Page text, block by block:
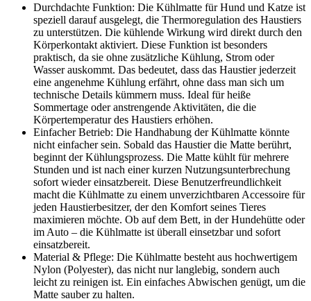
Durchdachte Funktion: Die Kühlmatte für Hund und Katze ist
speziell darauf ausgelegt, die Thermoregulation des Haustiers
zu unterstützen. Die kühlende Wirkung wird direkt durch den
Körperkontakt aktiviert. Diese Funktion ist besonders
praktisch, da sie ohne zusätzliche Kühlung, Strom oder
Wasser auskommt. Das bedeutet, dass das Haustier jederzeit
eine angenehme Kühlung erfährt, ohne dass man sich um
technische Details kümmern muss. Ideal für heiße
Sommertage oder anstrengende Aktivitäten, die die
Körpertemperatur des Haustiers erhöhen.
Einfacher Betrieb: Die Handhabung der Kühlmatte könnte
nicht einfacher sein. Sobald das Haustier die Matte berührt,
beginnt der Kühlungsprozess. Die Matte kühlt für mehrere
Stunden und ist nach einer kurzen Nutzungsunterbrechung
sofort wieder einsatzbereit. Diese Benutzerfreundlichkeit
macht die Kühlmatte zu einem unverzichtbaren Accessoire für
jeden Haustierbesitzer, der den Komfort seines Tieres
maximieren möchte. Ob auf dem Bett, in der Hundehütte oder
im Auto – die Kühlmatte ist überall einsetzbar und sofort
einsatzbereit.
Material & Pflege: Die Kühlmatte besteht aus hochwertigem
Nylon (Polyester), das nicht nur langlebig, sondern auch
leicht zu reinigen ist. Ein einfaches Abwischen genügt, um die
Matte sauber zu halten.